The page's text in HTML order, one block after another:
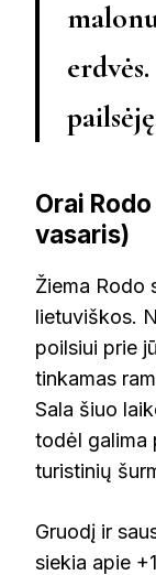
Orai
vasaris)
Žiema Rodo
lietuviškos.
poilsiui prie
tinkamas
Sala šiuo
todėl galima
turistinių
Gruodį ir
siekia apie